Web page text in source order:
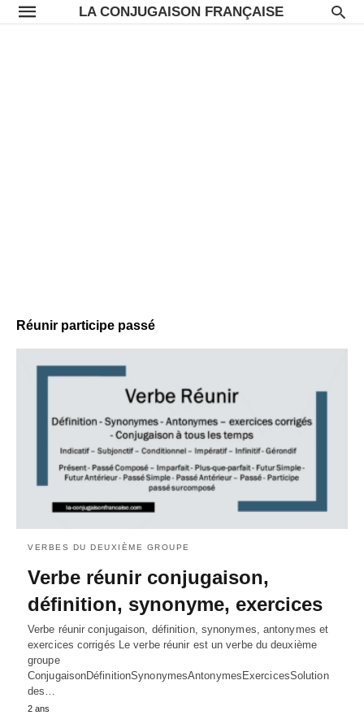
LA CONJUGAISON FRANÇAISE
Réunir participe passé
VERBES DU DEUXIÈME GROUPE
Verbe réunir conjugaison,
définition, synonyme, exercices
Verbe réunir conjugaison, définition, synonymes, antonymes et
exercices corrigés Le verbe réunir est un verbe du deuxième
groupe
ConjugaisonDéfinitionSynonymesAntonymesExercicesSolution
des…
2 ans